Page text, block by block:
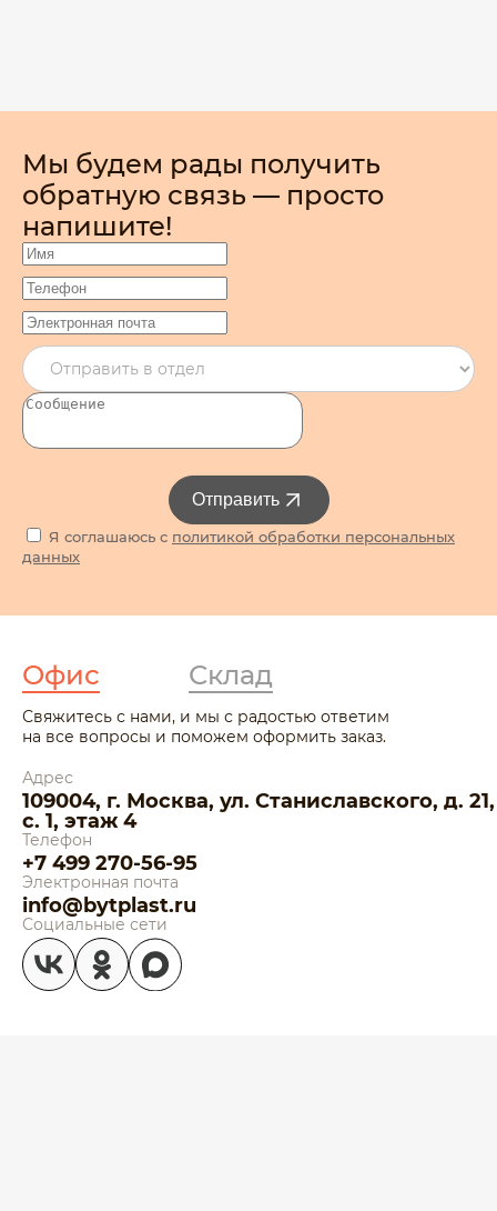
Мы будем рады получить
обратную связь — просто
напишите!
Я соглашаюсь с политикой обработки персональных
данных
Отправить
Офис Склад
Свяжитесь с нами, и мы с радостью ответим
на все вопросы и поможем оформить заказ.
Адрес
109004, г. Москва, ул. Станиславского, д. 21,
с. 1, этаж 4
Телефон
+7 499 270-56-95
Электронная почта
info@bytplast.ru
Социальные сети